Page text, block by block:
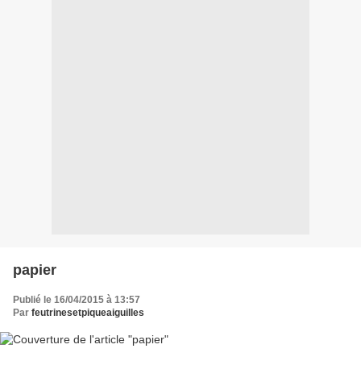
papier
Publié le 16/04/2015 à 13:57
Par feutrinesetpiqueaiguilles